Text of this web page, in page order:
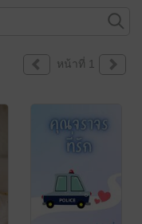
หน้าที่ 1